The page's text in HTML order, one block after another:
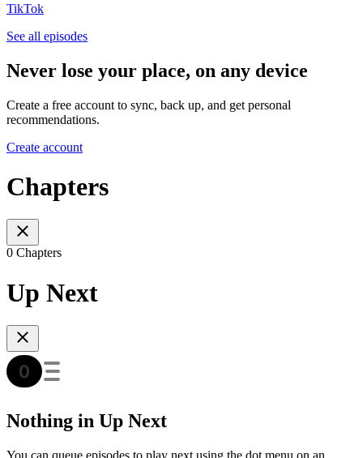
TikTok
See all episodes
Never lose your place, on any device
Create a free account to sync, back up, and get personal
recommendations.
Create account
Chapters
0 Chapters
Up Next
Nothing in Up Next
You can queue episodes to play next using the dot menu on an